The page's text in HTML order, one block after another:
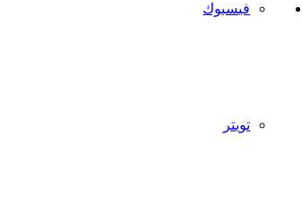
فيسبوك
تويتر